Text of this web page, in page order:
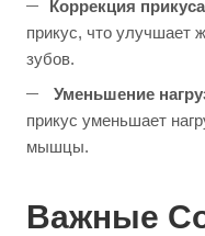
Коррекция
прикус, что улучшает
зубов.
Уменьшение
прикус уменьшает
мышцы.
Важные